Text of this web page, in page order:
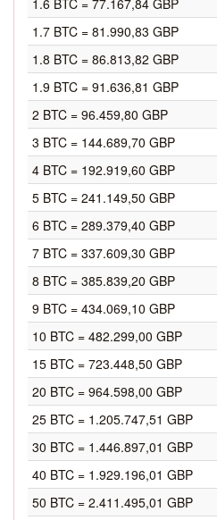
1.6 BTC = 77.167,84 GBP
1.7 BTC = 81.990,83 GBP
1.8 BTC = 86.813,82 GBP
1.9 BTC = 91.636,81 GBP
2 BTC = 96.459,80 GBP
3 BTC = 144.689,70 GBP
4 BTC = 192.919,60 GBP
5 BTC = 241.149,50 GBP
6 BTC = 289.379,40 GBP
7 BTC = 337.609,30 GBP
8 BTC = 385.839,20 GBP
9 BTC = 434.069,10 GBP
10 BTC = 482.299,00 GBP
15 BTC = 723.448,50 GBP
20 BTC = 964.598,00 GBP
25 BTC = 1.205.747,51 GBP
30 BTC = 1.446.897,01 GBP
40 BTC = 1.929.196,01 GBP
50 BTC = 2.411.495,01 GBP